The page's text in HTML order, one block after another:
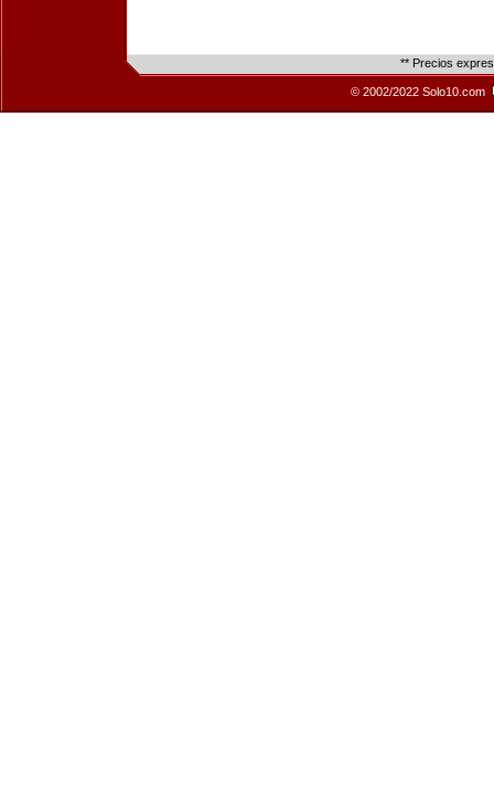
** Precios
© 2002/2022 Solo10.com